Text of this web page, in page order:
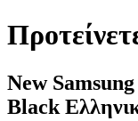
New
Black